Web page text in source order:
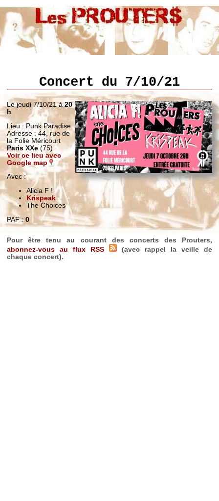
Concert du 7/10/21
Le jeudi 7/10/21 à 20
h
Lieu : Punk Paradise
Adresse : 44, rue de
la Folie Méricourt
Paris XXe(75)
Voir ce lieu avec
Google map
Avec :
Alicia F !
Krispeak
The Choices
PAF :0
Pour être tenu au courant des concerts des Prouters,
abonnez-vous au flux RSS
(avec rappel la veille de
chaque concert).